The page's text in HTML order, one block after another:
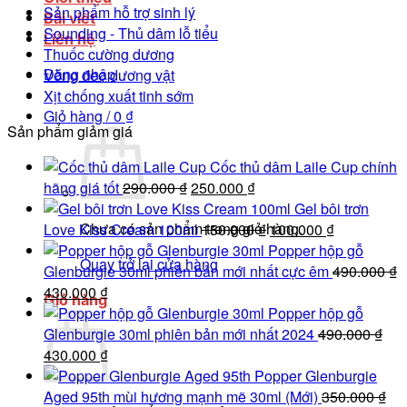
Bài viết
Liên hệ
Đăng nhập
Giỏ hàng /0 ₫
Chưa có sản phẩm trong giỏ hàng.
Quay trở lại cửa hàng
Giỏ hàng
Sản phẩm hỗ trợ sinh lý
Sounding - Thủ dâm lỗ tiểu
Thuốc cường dương
Vòng đeo dương vật
Xịt chống xuất tinh sớm
Sản phẩm giảm giá
Cốc thủ dâm Laile Cup chính
hãng giá tốt290.000₫Giá
gốc
là:
290.000 ₫.
250.000 ₫Giá
hiện
tại
là:
250.000 ₫.
Gel bôi trơn
Love Kiss Cream 100ml150.000₫Giá
gốc
là:
100.000 ₫Giá
hiện
tại
100.000 ₫.
Popper hộp gỗ
Glenburgie 30ml phiên bản mới nhất cực êm490.000₫
Giá
gốc
là:
490.000 ₫.
430.000₫Giá
hiện
tại
là:
430.000 ₫.
Popper hộp gỗ
Glenburgie 30ml phiên bản mới nhất 2024490.000₫
Giá
gốc
là:
430.000 ₫Giá
hiện
tại
Popper Glenburgie
Aged 95th mùi hương mạnh mẽ 30ml (Mới) 350.000₫